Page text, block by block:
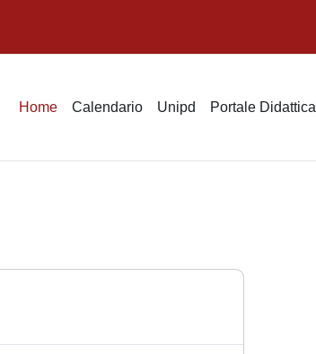
Home Calendario Unipd Portale Didattica